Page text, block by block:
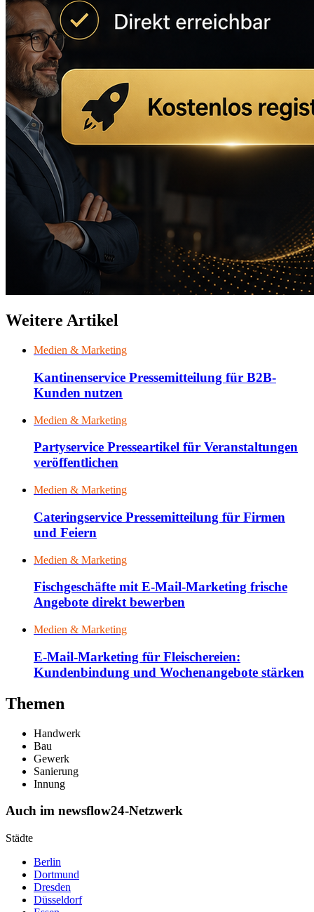
Weitere Artikel
Medien & Marketing
Kantinenservice Pressemitteilung für B2B-
Kunden nutzen
Medien & Marketing
Partyservice Presseartikel für Veranstaltungen
veröffentlichen
Medien & Marketing
Cateringservice Pressemitteilung für Firmen
und Feiern
Medien & Marketing
Fischgeschäfte mit E-Mail-Marketing frische
Angebote direkt bewerben
Medien & Marketing
E-Mail-Marketing für Fleischereien:
Kundenbindung und Wochenangebote stärken
Themen
Handwerk
Bau
Gewerk
Sanierung
Innung
Auch im newsflow24-Netzwerk
Städte
Berlin
Dortmund
Dresden
Düsseldorf